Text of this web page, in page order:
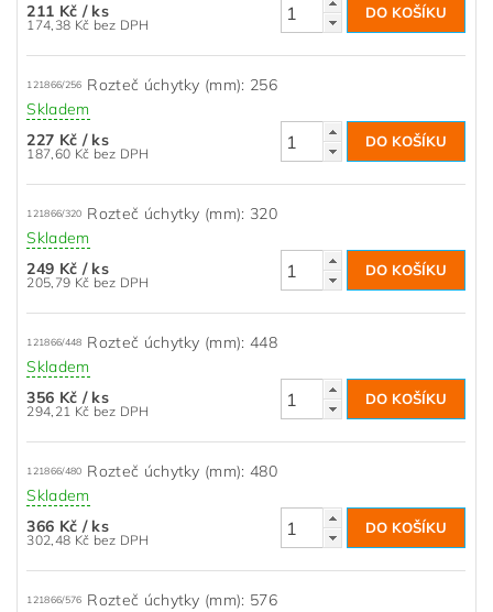
211 Kč / ks
174,38 Kč bez DPH
121866/256 Rozteč úchytky (mm): 256
Skladem
227 Kč / ks
187,60 Kč bez DPH
121866/320 Rozteč úchytky (mm): 320
Skladem
249 Kč / ks
205,79 Kč bez DPH
121866/448 Rozteč úchytky (mm): 448
Skladem
356 Kč / ks
294,21 Kč bez DPH
121866/480 Rozteč úchytky (mm): 480
Skladem
366 Kč / ks
302,48 Kč bez DPH
121866/576 Rozteč úchytky (mm): 576